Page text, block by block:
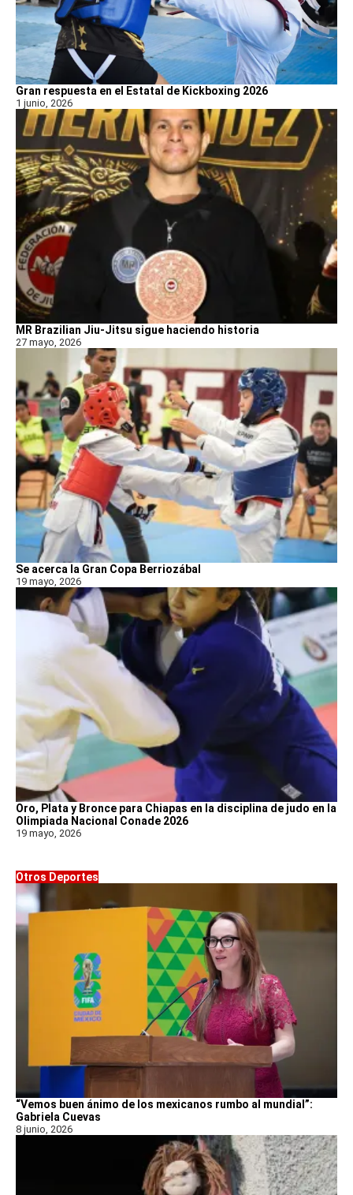
Gran respuesta en el Estatal de Kickboxing 2026
1 junio, 2026
MR Brazilian Jiu-Jitsu sigue haciendo historia
27 mayo, 2026
Se acerca la Gran Copa Berriozábal
19 mayo, 2026
Oro, Plata y Bronce para Chiapas en la disciplina de judo en la
Olimpiada Nacional Conade 2026
19 mayo, 2026
Otros Deportes
“Vemos buen ánimo de los mexicanos rumbo al mundial”:
Gabriela Cuevas
8 junio, 2026